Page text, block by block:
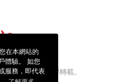
在本網站的
體驗。 如您
服務，即代表
版權所有，不得轉載。